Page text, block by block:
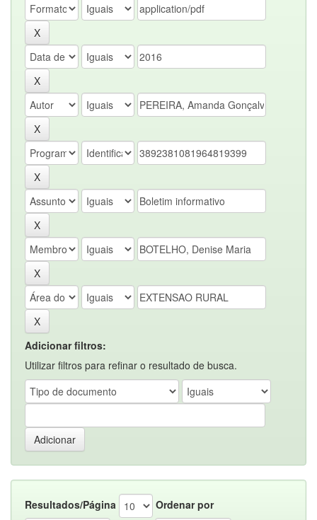
Adicionar filtros:
Utilizar filtros para refinar o resultado de busca.
Resultados/Página
Ordenar por